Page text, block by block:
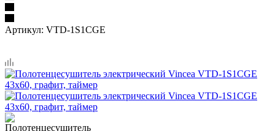
Артикул: VTD-1S1CGE